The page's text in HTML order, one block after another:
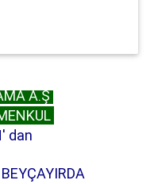
A.Ş
dan